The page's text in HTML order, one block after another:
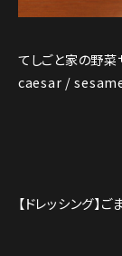
てしごと家の野
caesar /
【ドレッシング】